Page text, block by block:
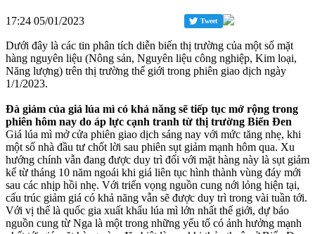
17:24 05/01/2023 Tweet
Dưới đây là các tin phân tích diễn biến thị trường của một số mặt
hàng nguyên liệu (Nông sản, Nguyên liệu công nghiệp, Kim loại,
Năng lượng) trên thị trường thế giới trong phiên giao dịch ngày
1/1/2023.
Đà giảm của giá lúa mì có khả năng sẽ tiếp tục mở rộng trong
phiên hôm nay do áp lực cạnh tranh từ thị trường Biển Đen
Giá lúa mì mở cửa phiên giao dịch sáng nay với mức tăng nhẹ, khi
một số nhà đầu tư chốt lời sau phiên sụt giảm mạnh hôm qua. Xu
hướng chính vẫn đang được duy trì đối với mặt hàng này là sụt giảm
kể từ tháng 10 năm ngoái khi giá liên tục hình thành vùng đáy mới
sau các nhịp hồi nhẹ. Với triển vọng nguồn cung nới lỏng hiện tại,
cấu trúc giảm giá có khả năng vẫn sẽ được duy trì trong vài tuần tới.
Với vị thế là quốc gia xuất khẩu lúa mì lớn nhất thế giới, dự báo
nguồn cung từ Nga là một trong những yếu tố có ảnh hưởng mạnh